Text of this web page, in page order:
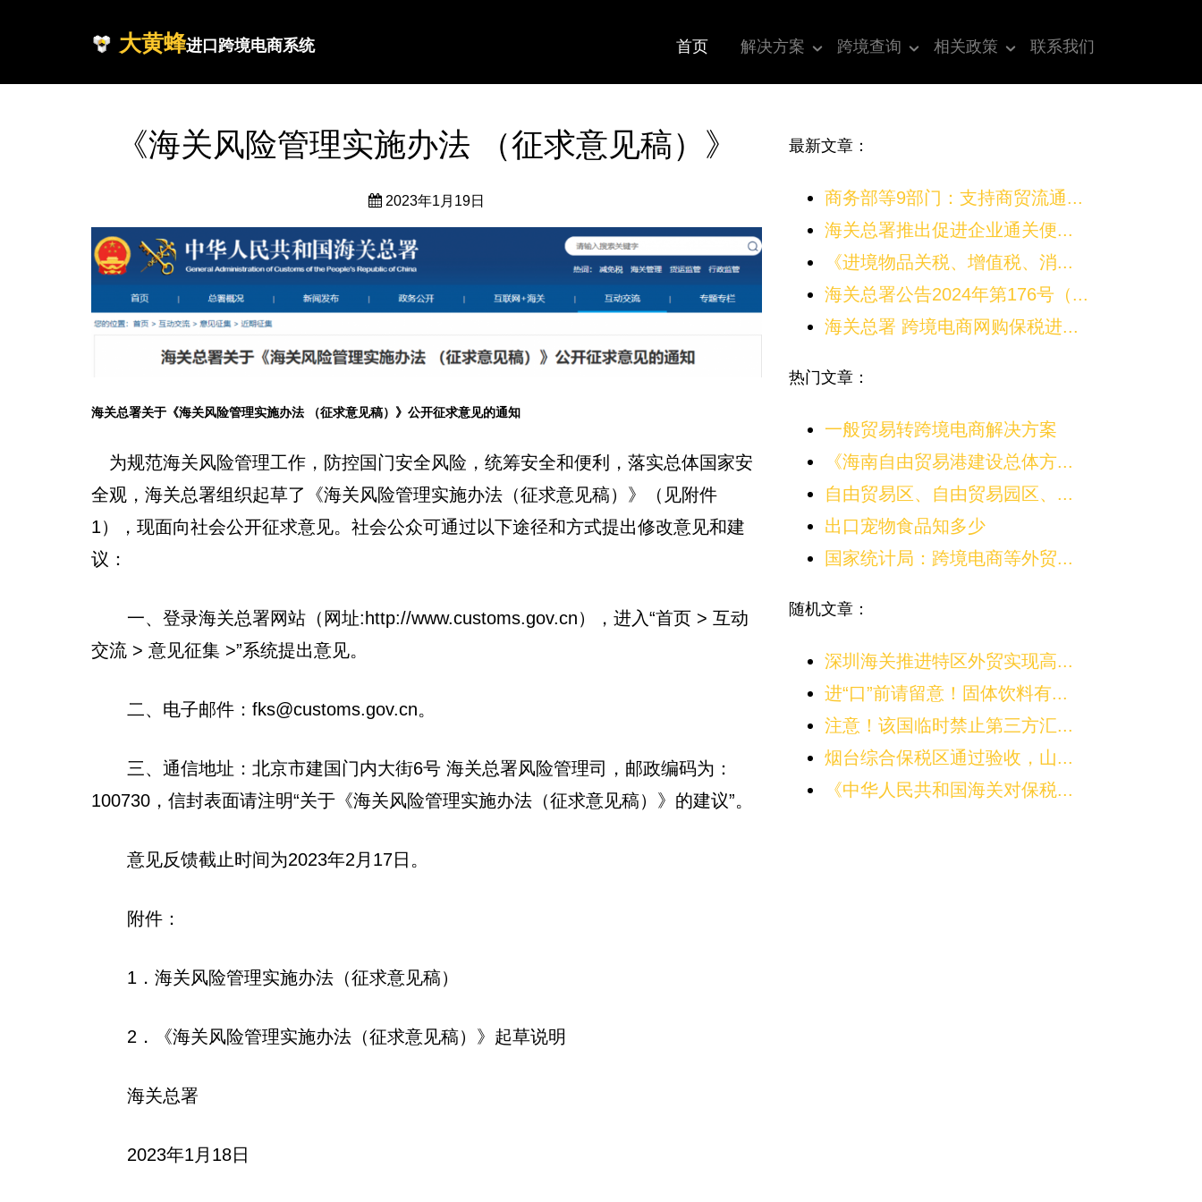
大黄蜂进口跨境电商系统 首页 解决方案 跨境查询 相关政策 联系我们
《海关风险管理实施办法 （征求意见稿）》
2023年1月19日
海关总署关于《海关风险管理实施办法 （征求意见稿）》公开征求意见的通知
为规范海关风险管理工作，防控国门安全风险，统筹安全和便利，落实总体国家安
全观，海关总署组织起草了《海关风险管理实施办法（征求意见稿）》（见附件
1），现面向社会公开征求意见。社会公众可通过以下途径和方式提出修改意见和建
议：
一、登录海关总署网站（网址:http://www.customs.gov.cn），进入“首页 > 互动
交流 > 意见征集 >”系统提出意见。
二、电子邮件：fks@customs.gov.cn。
三、通信地址：北京市建国门内大街6号 海关总署风险管理司，邮政编码为：
100730，信封表面请注明“关于《海关风险管理实施办法（征求意见稿）》的建议”。
意见反馈截止时间为2023年2月17日。
附件：
1．海关风险管理实施办法（征求意见稿）
2．《海关风险管理实施办法（征求意见稿）》起草说明
海关总署
2023年1月18日
最新文章：
商务部等9部门：支持商贸流通...
海关总署推出促进企业通关便...
《进境物品关税、增值税、消...
海关总署公告2024年第176号（...
海关总署 跨境电商网购保税进...
热门文章：
一般贸易转跨境电商解决方案
《海南自由贸易港建设总体方...
自由贸易区、自由贸易园区、...
出口宠物食品知多少
国家统计局：跨境电商等外贸...
随机文章：
深圳海关推进特区外贸实现高...
进“口”前请留意！固体饮料有...
注意！该国临时禁止第三方汇...
烟台综合保税区通过验收，山...
《中华人民共和国海关对保税...